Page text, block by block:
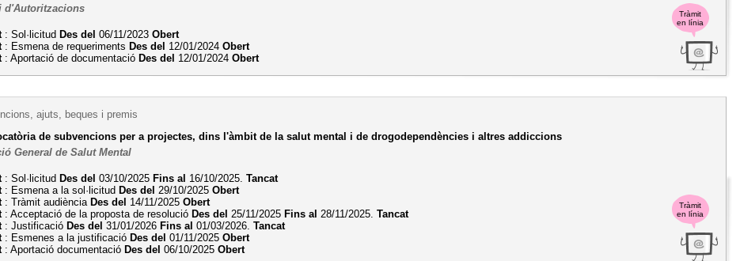
Tràmit
en línia
d'Autoritzacions
: Sol·licitud Des del 06/11/2023Obert
: Esmena de requeriments Des del 12/01/2024Obert
: Aportació de documentació Des del 12/01/2024Obert
Tràmit
en línia
ajuts, beques i premis
de subvencions per a projectes, dins l'àmbit de la salut mental i de drogodependències i altres addiccions
General de Salut Mental
: Sol·licitud Des del 03/10/2025 Fins al 16/10/2025.Tancat
: Esmena a la sol·licitud Des del 29/10/2025Obert
: Tràmit audiència Des del 14/11/2025Obert
: Acceptació de la proposta de resolució Des del 25/11/2025 Fins al 28/11/2025.Tancat
: Justificació Des del 31/01/2026 Fins al 01/03/2026.Tancat
: Esmenes a la justificació Des del 01/11/2025Obert
: Aportació documentació Des del 06/10/2025Obert